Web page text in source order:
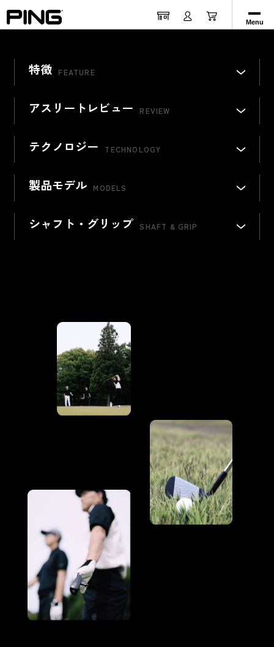
Menu
PLAY MOVIE
FEATURE
特徴
REVIEW
アスリートレビュー
TECHNOLOGY
テクノロジー
MODELS
製品モデル
SHAFT & GRIP
シャフト・グリップ